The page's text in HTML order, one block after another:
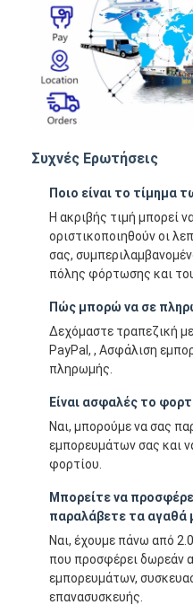
Συχνές Ερωτήσεις
Ποιο είναι το τίμημα
Η ακριβής τιμή μπορεί
οριστικοποιηθούν οι
σας,
πόλης φόρτωσης και
Πώς μπορώ να σε
Δεχόμαστε τραπεζική
PayPal, , Ασφάλιση
πληρωμής.
Είναι ασφαλές το
Ναι, μπορούμε να σας
εμπορευμάτων σας και
φορτίου.
Μπορείτε να
παραλάβετε τα αγαθά
Ναι, έχουμε πάνω από
που προσφέρει δωρεάν
εμπορευμάτων,
επανασυσκευής.